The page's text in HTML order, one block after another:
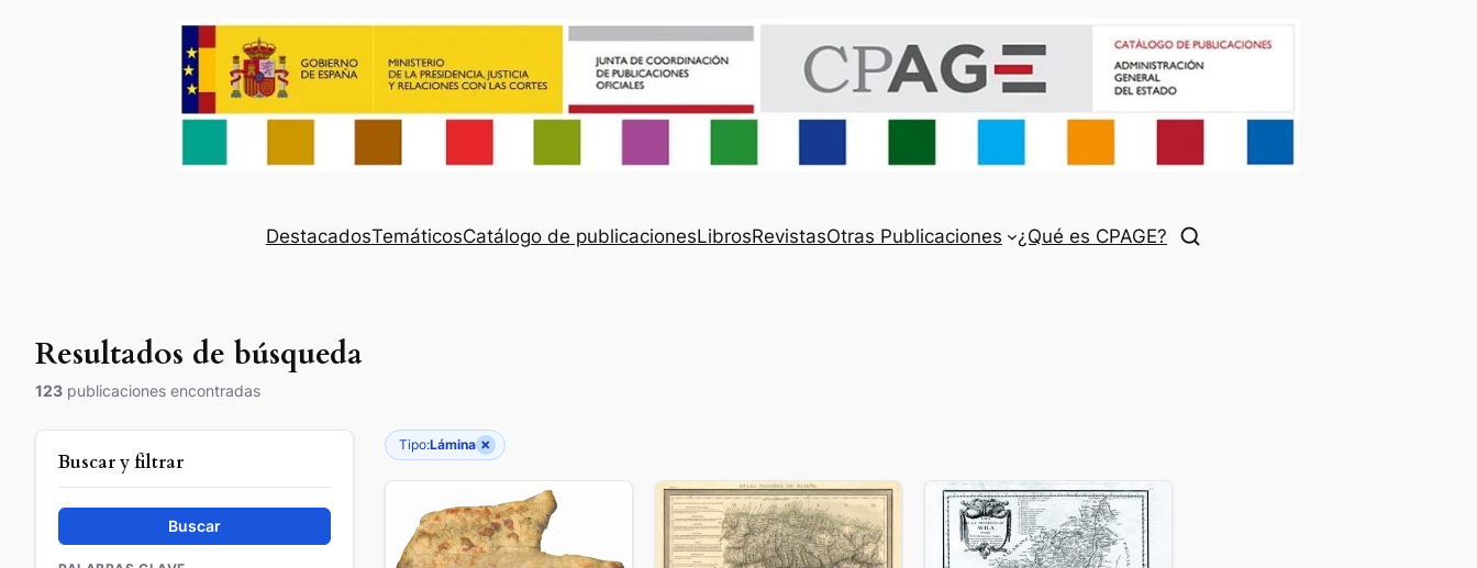
DestacadosTemáticosCatálogo de publicacionesLibrosRevistasOtras Publicaciones ¿Qué es CPAGE?
Resultados de búsqueda
123 publicaciones encontradas
Buscar y filtrar
Buscar
Tipo:Lámina ×